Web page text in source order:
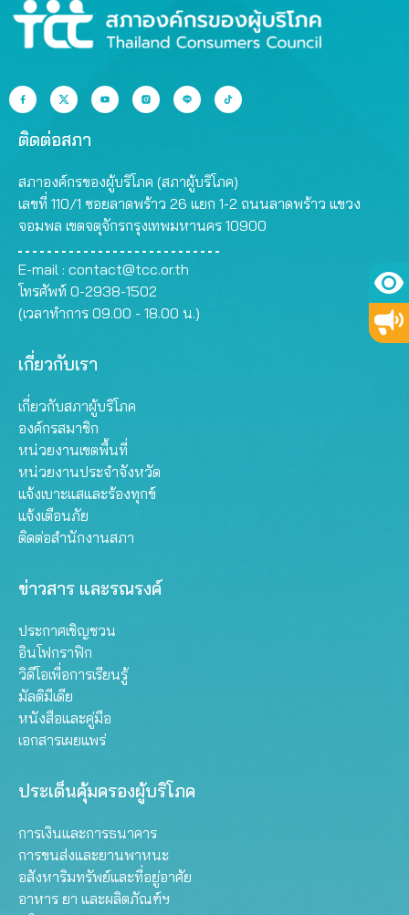
ติดต่อสภา
สภาองค์กรของผู้บริโภค (สภาผู้บริโภค)
เลขที่ 110/1 ซอยลาดพร้าว 26 แยก 1-2 ถนนลาดพร้าว แขวง
จอมพล เขตจตุจักรกรุงเทพมหานคร 10900
E-mail : contact@tcc.or.th
โทรศัพท์ 0-2938-1502
(เวลาทำการ 09.00 - 18.00 น.)
เกี่ยวกับเรา
เกี่ยวกับสภาผู้บริโภค
องค์กรสมาชิก
หน่วยงานเขตพื้นที่
หน่วยงานประจำจังหวัด
แจ้งเบาะแสและร้องทุกข์
แจ้งเตือนภัย
ติดต่อสำนักงานสภา
ข่าวสาร และรณรงค์
ประกาศเชิญชวน
อินโฟกราฟิก
วิดีโอเพื่อการเรียนรู้
มัลติมีเดีย
หนังสือและคู่มือ
เอกสารเผยแพร่
ประเด็นคุ้มครองผู้บริโภค
การเงินและการธนาคาร
การขนส่งและยานพาหนะ
อสังหาริมทรัพย์และที่อยู่อาศัย
อาหาร ยา และผลิตภัณฑ์ฯ